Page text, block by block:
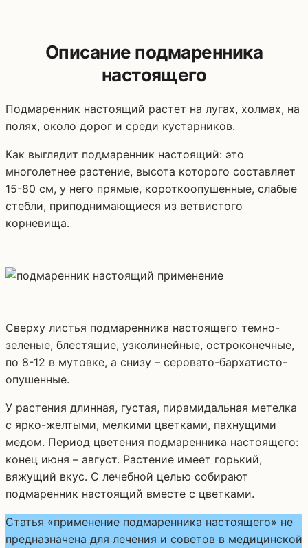
Описание подмаренника
настоящего
Подмаренник настоящий растет на лугах, холмах, на
полях, около дорог и среди кустарников.
Как выглядит подмаренник настоящий: это
многолетнее растение, высота которого составляет
15-80 см, у него прямые, короткоопушенные, слабые
стебли, приподнимающиеся из ветвистого
корневища.
Сверху листья подмаренника настоящего темно-
зеленые, блестящие, узколинейные, остроконечные,
по 8-12 в мутовке, а снизу – серовато-бархатисто-
опушенные.
У растения длинная, густая, пирамидальная метелка
с ярко-желтыми, мелкими цветками, пахнущими
медом. Период цветения подмаренника настоящего:
конец июня – август. Растение имеет горький,
вяжущий вкус. С лечебной целью собирают
подмаренник настоящий вместе с цветками.
Статья «применение подмаренника настоящего» не
предназначена для лечения и советов в медицинской